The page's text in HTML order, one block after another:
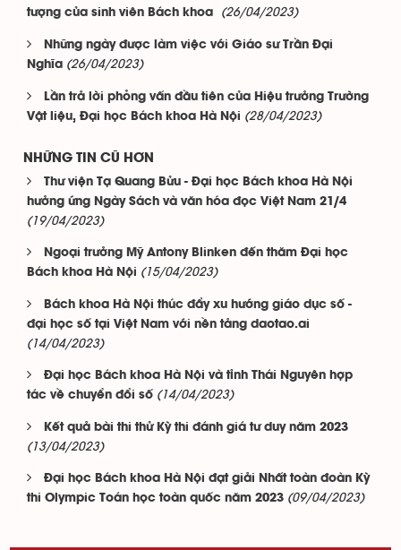
tượng của sinh viên Bách khoa
(26/04/2023)
Những ngày được làm việc với Giáo sư Trần Đại
Nghĩa (26/04/2023)
Lần trả lời phỏng vấn đầu tiên của Hiệu trưởng Trường
Vật liệu, Đại học Bách khoa Hà Nội (28/04/2023)
NHỮNG TIN CŨ HƠN
Thư viện Tạ Quang Bửu - Đại học Bách khoa Hà Nội
hưởng ứng Ngày Sách và văn hóa đọc Việt Nam 21/4
(19/04/2023)
Ngoại trưởng Mỹ Antony Blinken đến thăm Đại học
Bách khoa Hà Nội (15/04/2023)
Bách khoa Hà Nội thúc đẩy xu hướng giáo dục số -
đại học số tại Việt Nam với nền tảng daotao.ai
(14/04/2023)
Đại học Bách khoa Hà Nội và tỉnh Thái Nguyên hợp
tác về chuyển đổi số (14/04/2023)
Kết quả bài thi thử Kỳ thi đánh giá tư duy năm 2023
(13/04/2023)
Đại học Bách khoa Hà Nội đạt giải Nhất toàn đoàn Kỳ
thi Olympic Toán học toàn quốc năm 2023 (09/04/2023)